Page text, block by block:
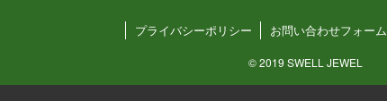
プライバシーポリシー お問い合わせフォーム
©2019 SWELL JEWEL